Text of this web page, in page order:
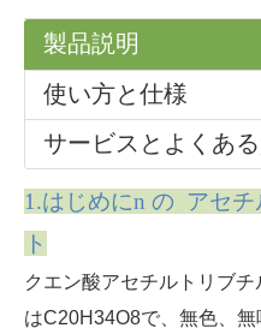
製品説明
使い方と仕様
サービスとよくあ
1.はじめにn の アセチ
ト
クエン酸アセチルトリブ
はC20H34O8で、無色、